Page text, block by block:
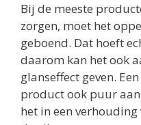
Bij de meeste
zorgen, moet het
geboend. Dat hoeft
daarom kan het ook
glanseffect geven.
product ook puur
het in een